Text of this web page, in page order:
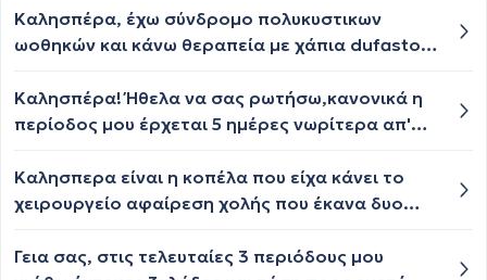
Καλησπέρα, έχω σύνδρομο πολυκυστικων
ωοθηκών και κάνω θεραπεία με χάπια dufaston.
περίοδος αλλά έχουν περάσει 20 μέρες και δεν
έχει τελειώσει οριστικά. Τι μπορεί να συμβαίνει?
Καλησπέρα! Ήθελα να σας ρωτήσω,κανονικά η
περίοδος μου έρχεται 5 ημέρες νωρίτερα απ'
πάρει το χάπι της επόμενης ημέρας ellaone τον
προηγούμενο μήνα αλλά μου ήρθε η περίοδος
καθυστερηση μια μέρα και ενώ ποναγε λίγο η
Καλησπερα είναι η κοπέλα που είχα κάνει το
χειρουργείο αφαίρεση χολής που έκανα δυο
αναφέρει όταν έβγαλα το σωλινακι μετά από
Γεια σας, στις τελευταίες 3 περιόδους μου